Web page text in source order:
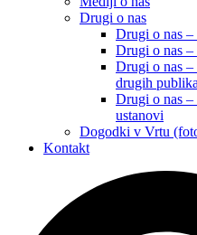
Drugi o nas
Drugi o nas
Drugi o nas
Drugi o nas
drugih
Drugi o nas
ustanovi
Dogodki v Vrtu
Kontakt